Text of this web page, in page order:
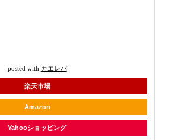
posted with カエレバ
楽天市場
Amazon
Yahooショッピング